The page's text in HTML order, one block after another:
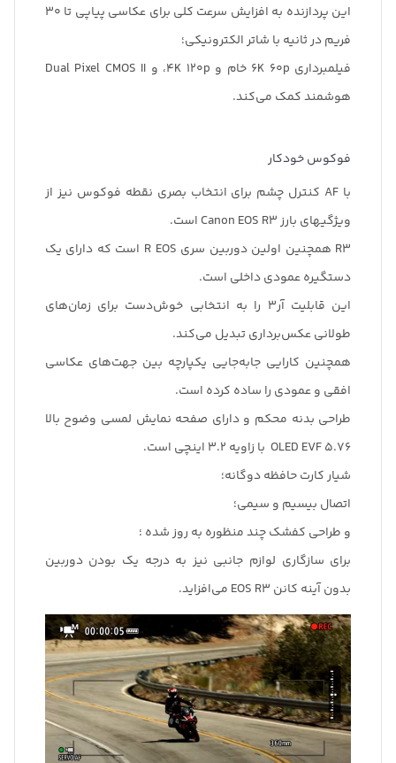
این پردازنده به افزایش سرعت کلی برای عکاسی پیاپی تا 30
فریم در ثانیه با شاتر الکترونیکی؛
فیلمبرداری 6K 60p خام و 4K 120p، و Dual Pixel CMOS II
هوشمند کمک می‌کند.
فوکوس خودکار
با AF کنترل چشم برای انتخاب بصری نقطه فوکوس نیز از
ویژگیهای بارز Canon EOS R3 است.
R3 همچنین اولین دوربین سری R EOS است که دارای یک
دستگیره عمودی داخلی است.
این قابلیت آر3 را به انتخابی خوش‌دست برای زمان‌های
طولانی عکس‌برداری تبدیل می‌کند.
همچنین کارایی جابه‌جایی یکپارچه بین جهت‌های عکاسی
افقی و عمودی را ساده کرده است.
طراحی بدنه محکم و دارای صفحه نمایش لمسی وضوح بالا
OLED EVF 5.76 با زاویه 3.2 اینچی است.
شیار کارت حافظه دوگانه؛
اتصال بیسیم و سیمی؛
و طراحی کفشک چند منظوره به روز شده ؛
برای سازگاری لوازم جانبی نیز به درجه یک بودن دوربین
بدون آینه کانن EOS R3 می‌افزاید.